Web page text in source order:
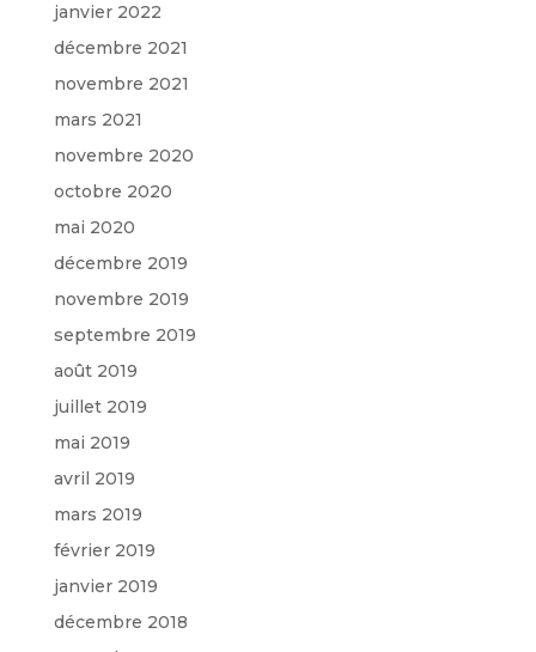
janvier 2022
décembre 2021
novembre 2021
mars 2021
novembre 2020
octobre 2020
mai 2020
décembre 2019
novembre 2019
septembre 2019
août 2019
juillet 2019
mai 2019
avril 2019
mars 2019
février 2019
janvier 2019
décembre 2018